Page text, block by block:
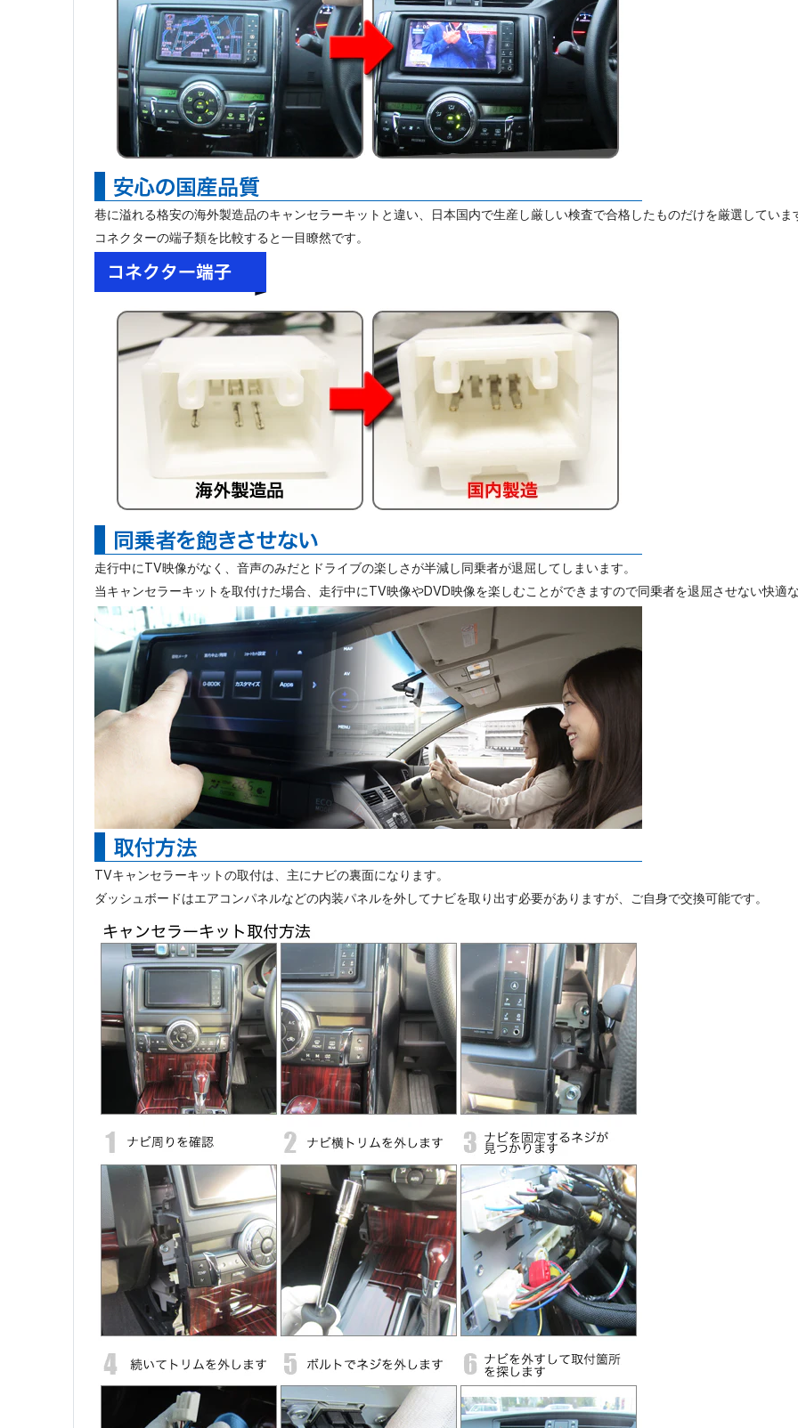
巷に溢れる格安の海外製造品のキャンセラーキットと違い、日本国内で生産し厳しい検査で合格したものだけを厳選していま
コネクターの端子類を比較すると一目瞭然です。
走行中にTV映像がなく、音声のみだとドライブの楽しさが半減し同乗者が退屈してしまいます。
当キャンセラーキットを取付けた場合、走行中にTV映像やDVD映像を楽しむことができますので同乗者を退屈させない快適
TVキャンセラーキットの取付は、主にナビの裏面になります。
ダッシュボードはエアコンパネルなどの内装パネルを外してナビを取り出す必要がありますが、ご自身で交換可能です。